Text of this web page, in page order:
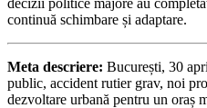
continuă schimbare și adaptare.
Meta descriere: București, 30
public, accident rutier grav, noi
dezvoltare urbană pentru un oraș